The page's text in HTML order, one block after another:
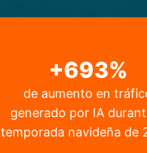
+693%
de aumento en
generado por IA
temporada navideña de